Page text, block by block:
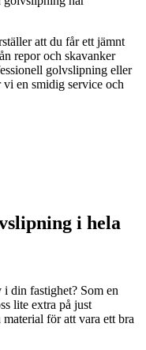
att du får ett jämnt
repor och skavanker
golvslipning eller
en smidig service och
i hela
din fastighet? Som en
lite extra på just
för att vara ett bra